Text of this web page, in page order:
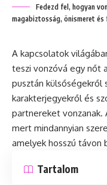
Fedezd fel, hogyan
magabiztosság, önismeret
A kapcsolatok
teszi vonzóvá egy nőt
pusztán külsőségekről
karakterjegyekről és
partnereket
mert mindannyian
amelyek hosszú távon
Tartalom